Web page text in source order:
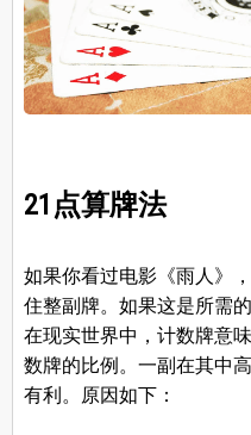
21点算牌法
如果你看过电影《雨人》
住整副牌。如果这是所需
在现实世界中，计数牌意
数牌的比例。一副在其中
有利。原因如下：